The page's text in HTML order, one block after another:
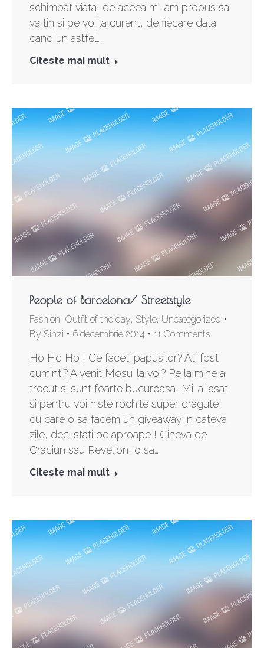
schimbat viata, de aceea mi-am propus sa
va tin si pe voi la curent, de fiecare data
cand un astfel…
Citeste mai mult
People of Barcelona/ Streetstyle
Fashion, Outfit of the day, Style, Uncategorized
By Sinzi 6 decembrie 2014 11 Comments
Ho Ho Ho ! Ce faceti papusilor? Ati fost
cuminti? A venit Mosu’ la voi? Pe la mine a
trecut si sunt foarte bucuroasa! Mi-a lasat
si pentru voi niste rochite super dragute,
cu care o sa facem un giveaway in cateva
zile, deci stati pe aproape ! Cineva de
Craciun sau Revelion, o sa…
Citeste mai mult